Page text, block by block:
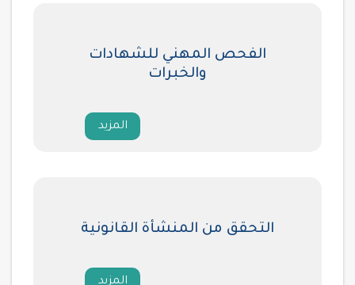
الفحص المهني للشهادات
والخبرات
المزيد
التحقق من المنشأة القانونية
المزيد